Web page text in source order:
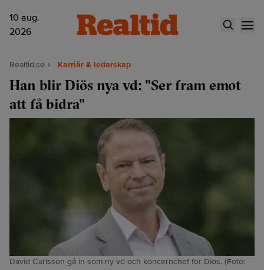
10 aug.
2026
Realtid.se Karriär & ledarskap
Han blir Diös nya vd: "Ser fram emot
att få bidra"
David Carlsson gå in som ny vd och koncernchef för Diös. (Foto: